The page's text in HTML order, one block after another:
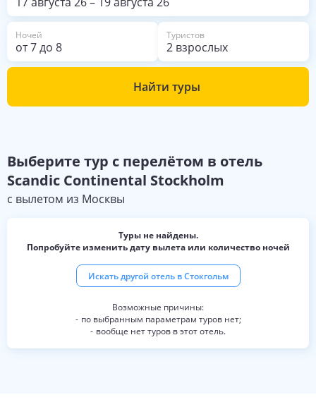
Ночей
от7до 8
Туристов
2 взрослых
Найти туры
Выберите тур с перелётом в отель
Scandic Continental Stockholm
с вылетом из Москвы
Туры не найдены.
Попробуйте изменить дату вылета или количество ночей
Искать другой отель вСтокгольм
по выбранным параметрам туров нет;
вообще нет туров в этот отель.